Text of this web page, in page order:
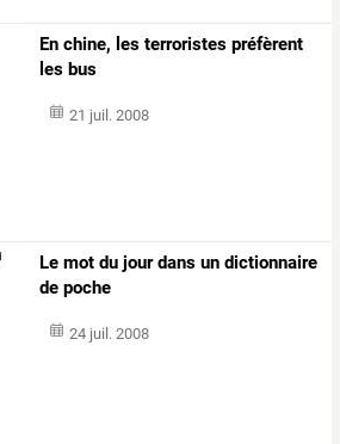
En chine, les terroristes préfèrent
les bus
21 juil. 2008
Le mot du jour dans un dictionnaire
de poche
24 juil. 2008